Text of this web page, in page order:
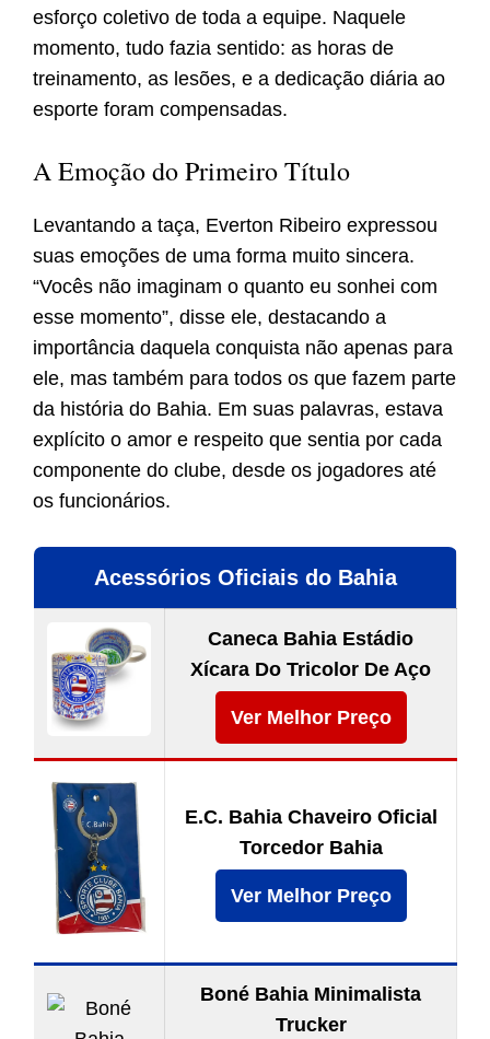
esforço coletivo de toda a equipe. Naquele
momento, tudo fazia sentido: as horas de
treinamento, as lesões, e a dedicação diária ao
esporte foram compensadas.
A Emoção do Primeiro Título
Levantando a taça, Everton Ribeiro expressou
suas emoções de uma forma muito sincera.
“Vocês não imaginam o quanto eu sonhei com
esse momento”, disse ele, destacando a
importância daquela conquista não apenas para
ele, mas também para todos os que fazem parte
da história do Bahia. Em suas palavras, estava
explícito o amor e respeito que sentia por cada
componente do clube, desde os jogadores até
os funcionários.
Acessórios Oficiais do Bahia
Caneca Bahia Estádio
Xícara Do Tricolor De Aço
Ver Melhor Preço
E.C. Bahia Chaveiro Oficial
Torcedor Bahia
Ver Melhor Preço
Boné Bahia Minimalista
Trucker